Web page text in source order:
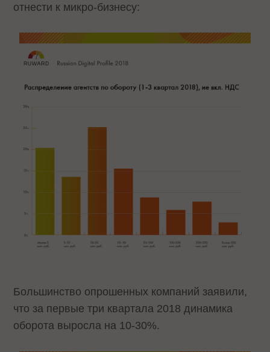
отнести к микро-бизнесу:
Большинство опрошенных компаний заявили,
что за первые три квартала 2018 динамика
оборота выросла на 10-30%.